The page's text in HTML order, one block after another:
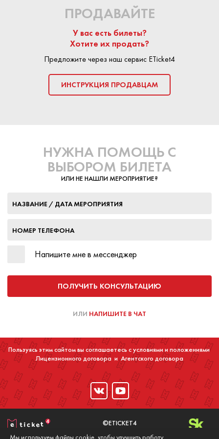
ПРОДАВАЙТЕ
У вас есть билеты?
Хотите их продать?
Предложите через наш сервис ETicket4
ИНСТРУКЦИЯ ПРОДАВЦАМ
НУЖНА ПОМОЩЬ С
ВЫБОРОМ БИЛЕТА
ИЛИ НЕ НАШЛИ МЕРОПРИЯТИЕ?
НАЗВАНИЕ / ДАТА МЕРОПРИЯТИЯ
НОМЕР ТЕЛЕФОНА
Напишите мне в мессенджер
ПОЛУЧИТЬ КОНСУЛЬТАЦИЮ
ИЛИ НАПИШИТЕ В ЧАТ
Пользуясь этим сайтом вы соглашаетесь с условиями и положениями
Лицензионного договора иАгентского договора
©ETICKET4
Мы используем файлы cookie, чтобы улучшить работу